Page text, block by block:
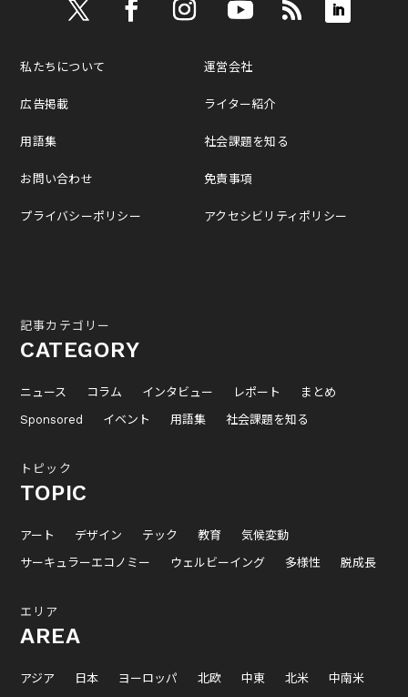
私たちについて
広告掲載
用語集
お問い合わせ
プライバシーポリシー
運営会社
ライター紹介
社会課題を知る
免責事項
アクセシビリティポリシー
記事カテゴリー
CATEGORY
ニュース コラム インタビュー レポート
まとめ
Sponsored
イベント 用語集 社会課題を知る
トピック
TOPIC
アート デザイン テック 教育
気候変動
サーキュラーエコノミー
ウェルビーイング 多様性 脱成長
エリア
AREA
アジア 日本 ヨーロッパ 北欧 中東 北米 中南米